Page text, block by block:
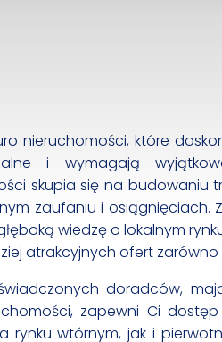
nieruchomości, które
i wymagają
skupia się na budowaniu
zaufaniu i osiągnięciach.
wiedzę o lokalnym
atrakcyjnych ofert zarówno
doradców,
zapewni Ci
rynku wtórnym, jak i